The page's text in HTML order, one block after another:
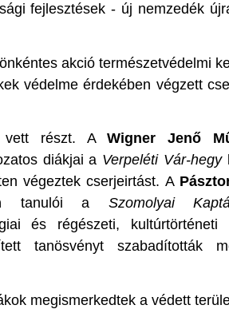
fejlesztések - új nemzedék
akció természetvédelmi
védelme érdekében végzett
vett részt. AWigner Jenő
diákjai a Verpeléti Vár-hegy
végeztek cserjeirtást. A
tanulói a Szomolyai
és régészeti, kultúrtörténeti
tanösvényt szabadították
megismerkedtek a védett